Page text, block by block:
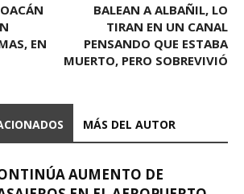
EN
BALEAN A ALBAÑIL, LO
TIRAN EN UN CANAL
PENSANDO QUE ESTABA
MUERTO, PERO SOBREVIVIÓ
MÁS DEL AUTOR
AUMENTO DE